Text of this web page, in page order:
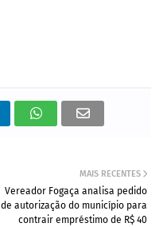
MAIS RECENTES
Vereador Fogaça analisa pedido
de autorização do município para
contrair empréstimo de R$ 40